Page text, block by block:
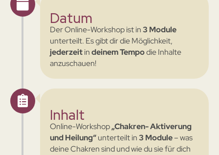
Datum
Der Online-Workshop ist in3 Module
unterteilt. Es gibt dir die Möglichkeit,
jederzeitindeinem Tempodie Inhalte
anzuschauen!
Inhalt
Online-Workshop„Chakren- Aktiverung
und Heilung“unterteilt in3 Module– was
deine Chakren sind und wie du sie für dich